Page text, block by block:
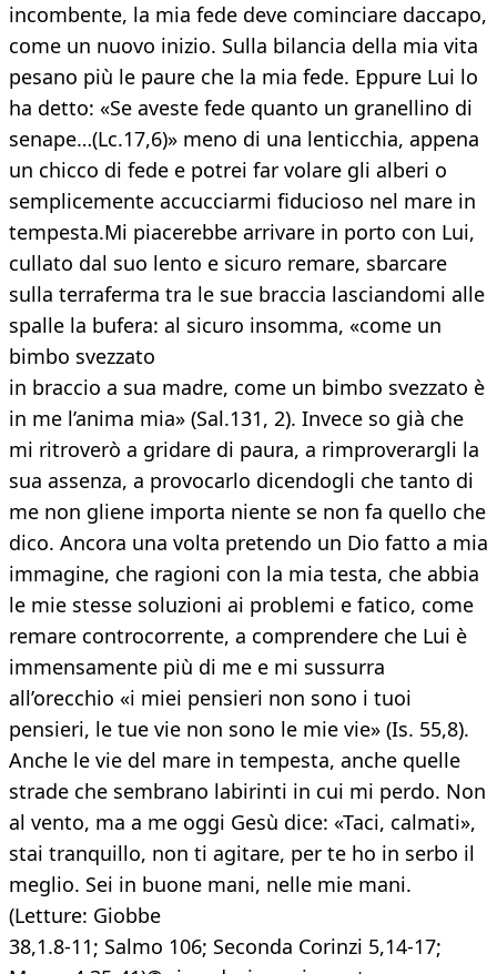
incombente, la mia fede deve cominciare daccapo,
come un nuovo inizio. Sulla bilancia della mia vita
pesano più le paure che la mia fede. Eppure Lui lo
ha detto: «Se aveste fede quanto un granellino di
senape…(Lc.17,6)» meno di una lenticchia, appena
un chicco di fede e potrei far volare gli alberi o
semplicemente accucciarmi fiducioso nel mare in
tempesta.Mi piacerebbe arrivare in porto con Lui,
cullato dal suo lento e sicuro remare, sbarcare
sulla terraferma tra le sue braccia lasciandomi alle
spalle la bufera: al sicuro insomma, «come un
bimbo svezzato
in braccio a sua madre, come un bimbo svezzato è
in me l’anima mia» (Sal.131, 2). Invece so già che
mi ritroverò a gridare di paura, a rimproverargli la
sua assenza, a provocarlo dicendogli che tanto di
me non gliene importa niente se non fa quello che
dico. Ancora una volta pretendo un Dio fatto a mia
immagine, che ragioni con la mia testa, che abbia
le mie stesse soluzioni ai problemi e fatico, come
remare controcorrente, a comprendere che Lui è
immensamente più di me e mi sussurra
all’orecchio «i miei pensieri non sono i tuoi
pensieri, le tue vie non sono le mie vie» (Is. 55,8).
Anche le vie del mare in tempesta, anche quelle
strade che sembrano labirinti in cui mi perdo. Non
al vento, ma a me oggi Gesù dice: «Taci, calmati»,
stai tranquillo, non ti agitare, per te ho in serbo il
meglio. Sei in buone mani, nelle mie mani.
(Letture: Giobbe
38,1.8-11; Salmo 106; Seconda Corinzi 5,14-17;